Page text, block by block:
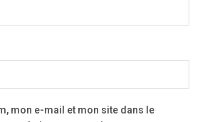
mon e-mail et mon site dans le